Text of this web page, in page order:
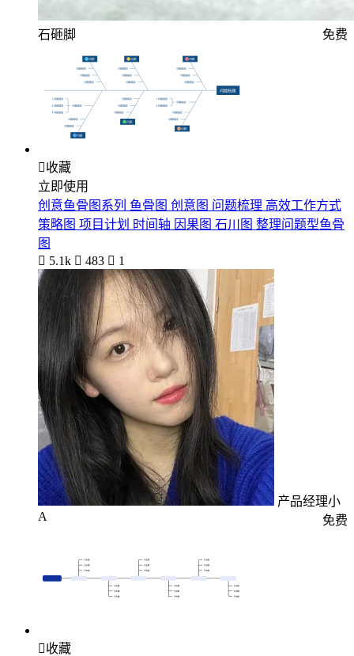
石砸脚 免费
收藏
立即使用
创意鱼骨图系列 鱼骨图 创意图 问题梳理 高效工作方式
策略图 项目计划 时间轴 因果图 石川图 整理问题型鱼骨
图
 5.1k  483  1
产品经理小
A
免费
收藏